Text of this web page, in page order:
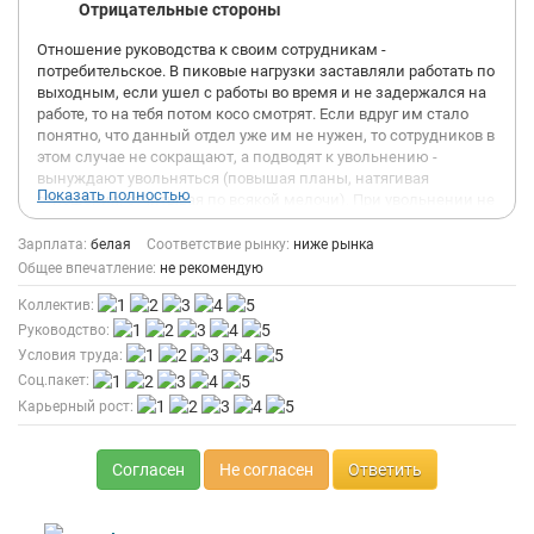
Отрицательные стороны
Отношение руководства к своим сотрудникам -
потребительское. В пиковые нагрузки заставляли работать по
выходным, если ушел с работы во время и не задержался на
работе, то на тебя потом косо смотрят. Если вдруг им стало
понятно, что данный отдел уже им не нужен, то сотрудников в
этом случае не сокращают, а подводят к увольнению -
вынуждают увольняться (повышая планы, натягивая
отношения, отчитывая по всякой мелочи). При увольнении не
выплачивают часть вознаграждения.
Возможности для развития и роста
За два года работы я не увидел и не почувствовал, что
компания вкладывается в своих сотрудников. Нет ни
обучения, ни карьерного роста, ни надежды на это.
Наблюдается большой отток кадров, притом тех, кто уже долго
проработал (скажем, более 5 лет). Складывается такое
ощущение, что руководство сначала набирает людей под
какие-то проекты, а когда проект закончен или не "взлетел"
просто вынуждает сотрудников увольняться.
Есть зарплата белая, а есть в конверте. Белую платят вовремя.
Но она не большая. Ту что в конверте. платят в основном с
поступили. (Соцпакета нет вообще!
Показать полностью
Зарплата: белая Соответствие рынку: ниже рынка
Общее впечатление: не рекомендую
Коллектив:
Руководство:
Условия труда:
Соц.пакет:
Карьерный рост:
Согласен Не согласен Ответить